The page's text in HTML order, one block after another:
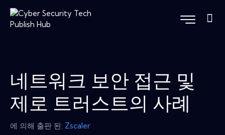
네트워크 보안 접근 및
제로 트러스트의 사례
에 의해 출판 된: Zscaler